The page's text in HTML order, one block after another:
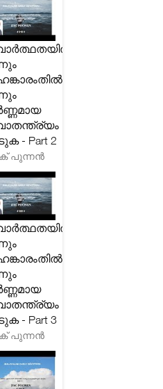
- Part 2
പുന്നൻ
- Part 3
പുന്നൻ